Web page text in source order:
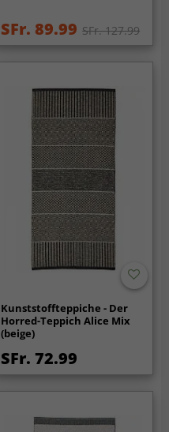
SFr. 89.99 SFr. 127.99
Kunststoffteppiche - Der
Horred-Teppich Alice Mix
(beige)
SFr. 72.99